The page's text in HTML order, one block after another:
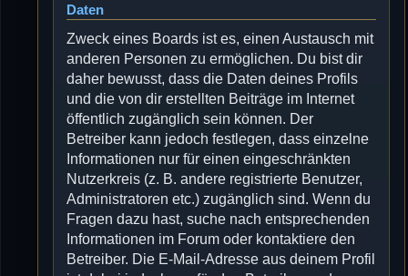
Daten
Zweck eines Boards ist es, einen Austausch mit
anderen Personen zu ermöglichen. Du bist dir
daher bewusst, dass die Daten deines Profils
und die von dir erstellten Beiträge im Internet
öffentlich zugänglich sein können. Der
Betreiber kann jedoch festlegen, dass einzelne
Informationen nur für einen eingeschränkten
Nutzerkreis (z. B. andere registrierte Benutzer,
Administratoren etc.) zugänglich sind. Wenn du
Fragen dazu hast, suche nach entsprechenden
Informationen im Forum oder kontaktiere den
Betreiber. Die E-Mail-Adresse aus deinem Profil